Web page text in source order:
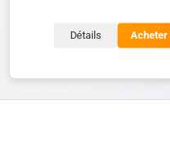
Détails Acheter